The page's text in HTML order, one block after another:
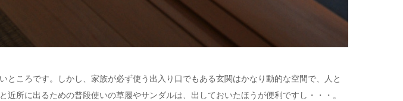
ころです。しかし、家族が必ず使う出入り口でもある玄関はかなり動的な空間で、人と
所に出るための普段使いの草履やサンダルは、出しておいたほうが便利ですし・・・。